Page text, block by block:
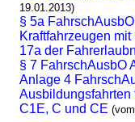
19.01.2013)
§ 5a
Kraftfahrzeugen
17a der
§ 7 FahrschAusbO
Anlage 4
Ausbildungsfahrten
C1E, C und CE